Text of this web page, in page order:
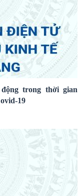
trong thời gian
19